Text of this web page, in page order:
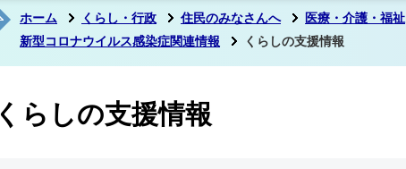
ホーム くらし・行政 住民のみなさんへ 医療・介護・福祉
新型コロナウイルス感染症関連情報
くらしの支援情報
くらしの支援情報